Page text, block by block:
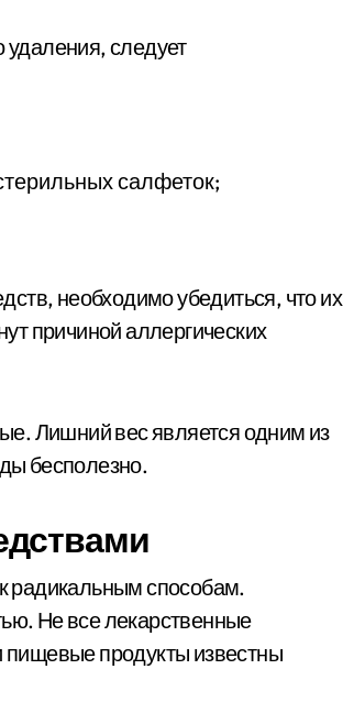
удаления, следует
салфеток;
необходимо убедиться, что их
причиной аллергических
Лишний вес является одним из
бесполезно.
радикальным способам.
Не все лекарственные
продукты известны